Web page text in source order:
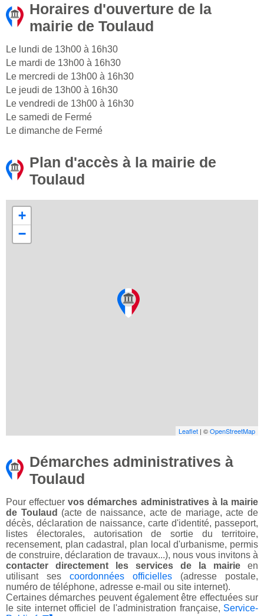
Horaires d'ouverture de la
mairie de Toulaud
Le lundi de 13h00 à 16h30
Le mardi de 13h00 à 16h30
Le mercredi de 13h00 à 16h30
Le jeudi de 13h00 à 16h30
Le vendredi de 13h00 à 16h30
Le samedi de Fermé
Le dimanche de Fermé
Plan d'accès à la mairie de
Toulaud
+
−
Leaflet | ©OpenStreetMap
Démarches administratives à
Toulaud
Pour effectuervos démarches administratives à la mairie
de Toulaud (acte de naissance, acte de mariage, acte de
décès, déclaration de naissance, carte d'identité, passeport,
listes électorales, autorisation de sortie du territoire,
recensement, plan cadastral, plan local d'urbanisme, permis
de construire, déclaration de travaux...), nous vous invitons à
contacter directement les services de la mairie en
utilisant ses coordonnées officielles (adresse postale,
numéro de téléphone, adresse e-mail ou site internet).
Certaines démarches peuvent également être effectuées sur
le site internet officiel de l'administration française, Service-